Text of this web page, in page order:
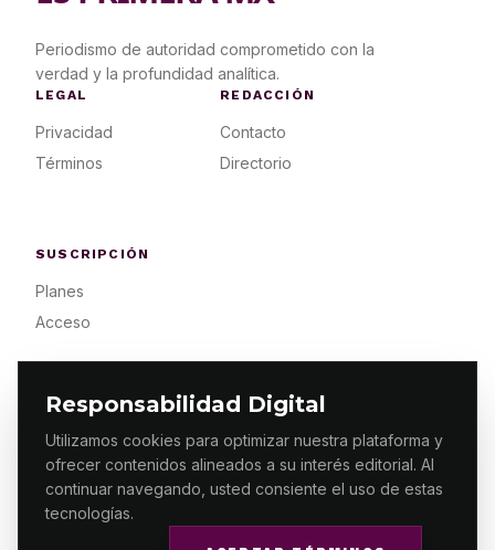
Responsabilidad Digital
Utilizamos cookies para optimizar nuestra plataforma y
ofrecer contenidos alineados a su interés editorial. Al
continuar navegando, usted consiente el uso de estas
tecnologías.
Periodismo de autoridad comprometido con la
verdad y la profundidad analítica.
LEGAL
Privacidad
Términos
REDACCIÓN
Contacto
Directorio
SUSCRIPCIÓN
Planes
Acceso
© 2026 ES PRIMERA MX. ALGUNOS DERECHOS
RESERVADOS / DESIGNMAKING.MX